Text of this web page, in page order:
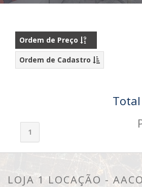
Ordem de Preço
Ordem de Cadastro
1
LOJA 1 LOCAÇÃO -